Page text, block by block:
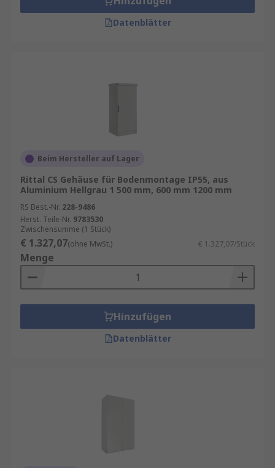
Datenblätter
Beim Hersteller auf Lager
Rittal CS Gehäuse für Bodenmontage IP55, aus
Aluminium Hellgrau 1 500 mm, 600 mm 1200 mm
RS Best.-Nr. 228-9486
Herst. Teile-Nr. 9783530
Zwischensumme (1 Stück)
€ 1.327,07(ohne MwSt.) € 1.327,07/Stück
Menge
Hinzufügen
Datenblätter